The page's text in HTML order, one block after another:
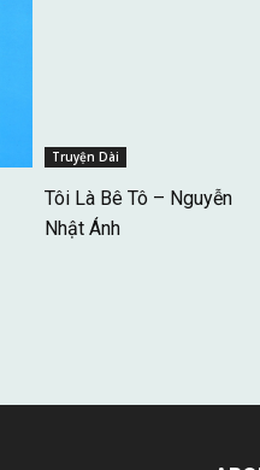
Truyện Dài
Tôi Là Bê Tô – Nguyễn
Nhật Ánh